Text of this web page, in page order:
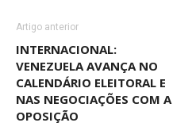
Artigo anterior
INTERNACIONAL:
VENEZUELA AVANÇA NO
CALENDÁRIO ELEITORAL E
NAS NEGOCIAÇÕES COM A
OPOSIÇÃO